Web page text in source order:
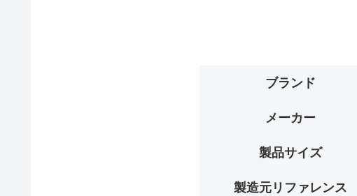
ブランド
メーカー
製品サイズ
製造元リファレンス